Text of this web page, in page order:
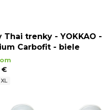
Thai trenky - YOKKAO -
Carbofit - biele
€
XL